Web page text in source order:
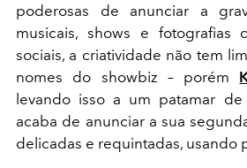
poderosas de anunciar a
musicais, shows e fotografias
sociais, a criatividade não tem
nomes do showbiz – porém
levando isso a um patamar
acaba de anunciar a sua
delicadas e requintadas, usando